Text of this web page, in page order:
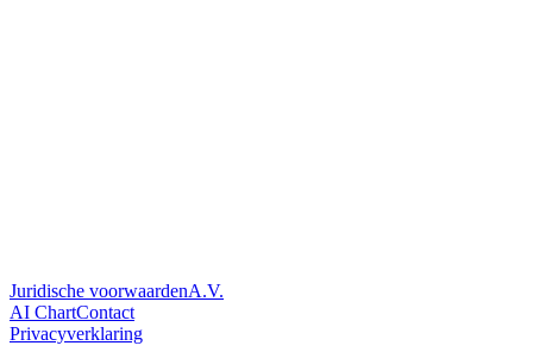
Juridische voorwaardenA.V.
AI ChartContact
Privacyverklaring